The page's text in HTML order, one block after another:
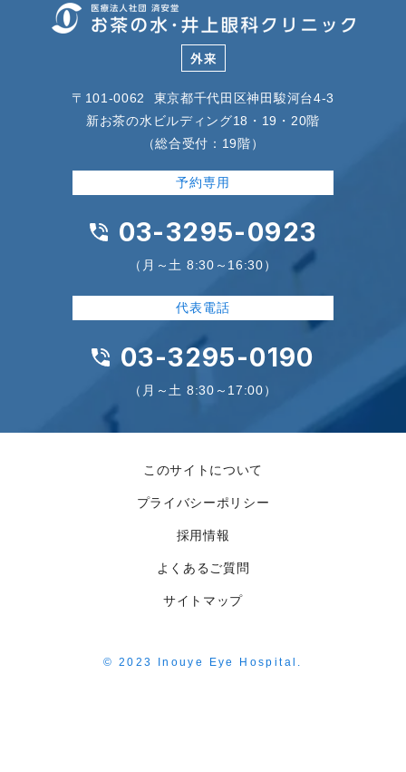
〒101-0062 東京都千代田区神田駿河台4-3
新お茶の水ビルディング18・19・20階
（総合受付：19階）
予約専用
03-3295-0923
（月～土 8:30～16:30）
代表電話
03-3295-0190
（月～土 8:30～17:00）
このサイトについて
プライバシーポリシー
採用情報
よくあるご質問
サイトマップ
© 2023 Inouye Eye Hospital.